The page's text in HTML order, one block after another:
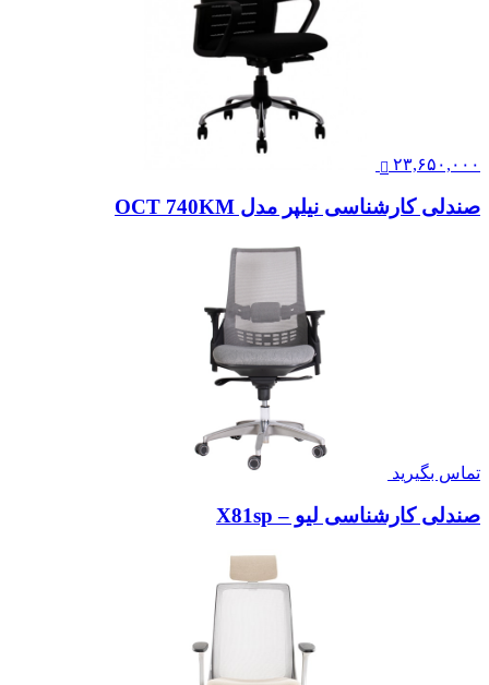
۲۳,۶۵۰,۰۰۰
صندلی کارشناسی نیلپر مدل OCT 740KM
تماس بگیرید
صندلی کارشناسی لیو – X81sp